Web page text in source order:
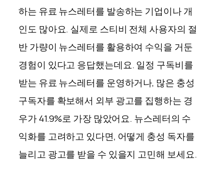
하는 유료 뉴스레터를 발송하는 기업이나 개
인도 많아요. 실제로 스티비 전체 사용자의 절
반 가량이 뉴스레터를 활용하여 수익을 거둔
경험이 있다고 응답했는데요. 일정 구독비를
받는 유료 뉴스레터를 운영하거나, 많은 충성
구독자를 확보해서 외부 광고를 집행하는 경
우가 41.9%로 가장 많았어요. 뉴스레터의 수
익화를 고려하고 있다면, 어떻게 충성 독자를
늘리고 광고를 받을 수 있을지 고민해 보세요.